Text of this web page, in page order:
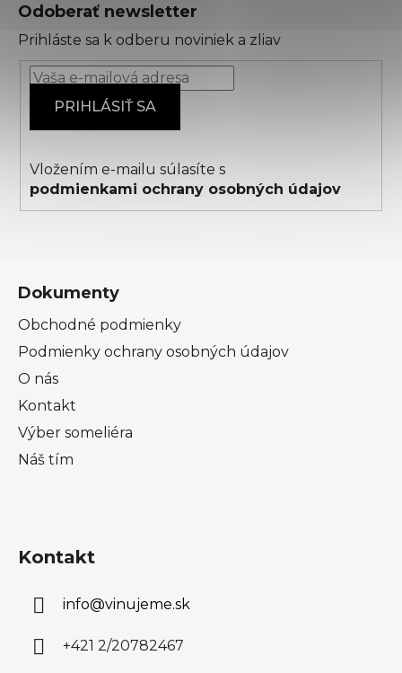
Odoberať newsletter
Prihláste sa k odberu noviniek a zliav
PRIHLÁSIŤ SA
Vložením e-mailu súlasíte s
podmienkami ochrany osobných údajov
Dokumenty
Obchodné podmienky
Podmienky ochrany osobných údajov
O nás
Kontakt
Výber someliéra
Náš tím
Kontakt
info@vinujeme.sk
+421 2/20782467